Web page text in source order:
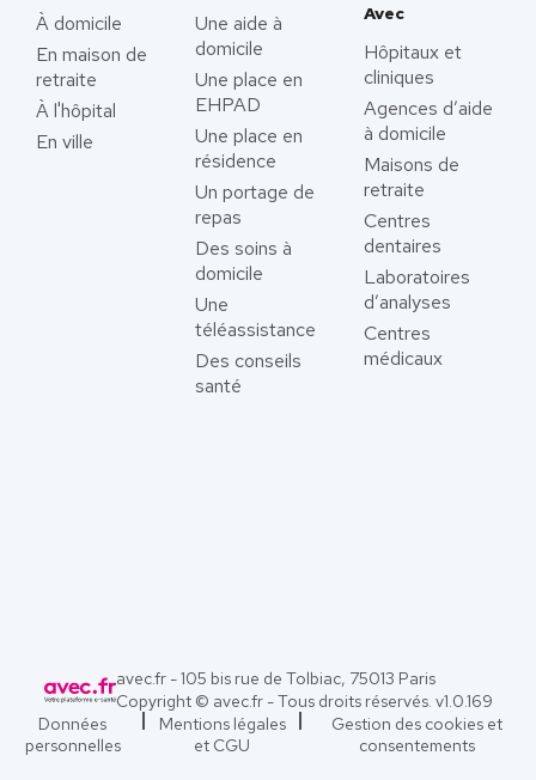
À domicile
En maison de
retraite
À l'hôpital
En ville
Une aide à
domicile
Une place en
EHPAD
Une place en
résidence
Un portage de
repas
Des soins à
domicile
Une
téléassistance
Des conseils
santé
Avec
Hôpitaux et
cliniques
Agences d’aide
à domicile
Maisons de
retraite
Centres
dentaires
Laboratoires
d’analyses
Centres
médicaux
avec.fr - 105 bis rue de Tolbiac, 75013 Paris
Copyright © avec.fr - Tous droits réservés. v1.0.169
Données
personnelles
Mentions légales
et CGU
Gestion des cookies et
consentements